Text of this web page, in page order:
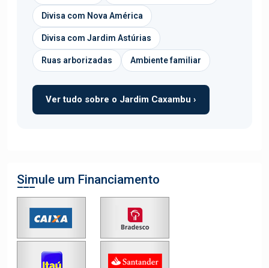
Divisa com Nova América
Divisa com Jardim Astúrias
Ruas arborizadas Ambiente familiar
Ver tudo sobre o Jardim Caxambu ›
Simule um Financiamento